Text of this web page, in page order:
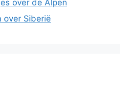
over de Alpen
over Siberië